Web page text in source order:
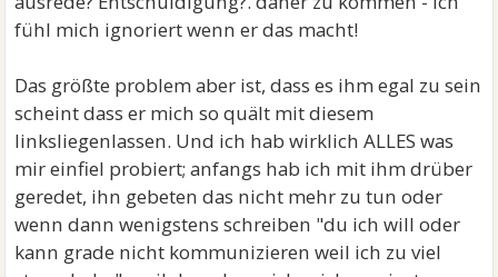
fühl mich ignoriert wenn er das macht!
Das größte problem aber ist, dass es ihm egal zu sein
scheint dass er mich so quält mit diesem
linksliegenlassen. Und ich hab wirklich ALLES was
mir einfiel probiert; anfangs hab ich mit ihm drüber
geredet, ihn gebeten das nicht mehr zu tun oder
wenn dann wenigstens schreiben "du ich will oder
kann grade nicht kommunizieren weil ich zu viel